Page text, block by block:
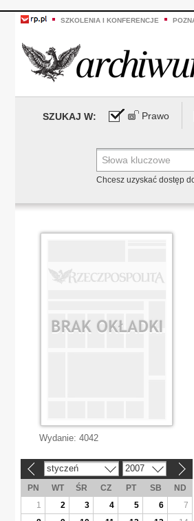
SZKOLENIA I KONFERENCJE
SZUKAJ W: Prawo
Chcesz uzyskać dostęp
Wydanie: 4042
styczeń 2007
PN WT ŚR CZ PT SB
ND
1
2 3 4 5 6
7